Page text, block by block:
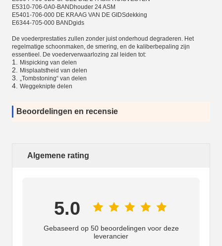
E5310-706-0A0-BANDhouder 24 ASM
E5401-706-000 DE KRAAG VAN DE GIDSdekking
E6344-705-000 BANDgids
De voederprestaties zullen zonder juist onderhoud degraderen. Het
regelmatige schoonmaken, de smering, en de kaliberbepaling zijn
essentieel. De voederverwaarlozing zal leiden tot:
1. Mispicking van delen
2. Misplaatstheid van delen
3. „Tombstoning“ van delen
4. Weggeknipte delen
Beoordelingen en recensie
Algemene rating
5.0
Gebaseerd op 50 beoordelingen voor deze
leverancier